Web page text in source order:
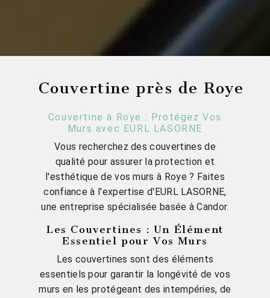
Couvertine près de Roye
Couvertine à Roye : Protégez Vos
Murs avec EURL LASORNE
Vous recherchez des couvertines de
qualité pour assurer la protection et
l'esthétique de vos murs à Roye ? Faites
confiance à l'expertise d'EURL LASORNE,
une entreprise spécialisée basée à Candor.
Les Couvertines : Un Élément
Essentiel pour Vos Murs
Les couvertines sont des éléments
essentiels pour garantir la longévité de vos
murs en les protégeant des intempéries, de